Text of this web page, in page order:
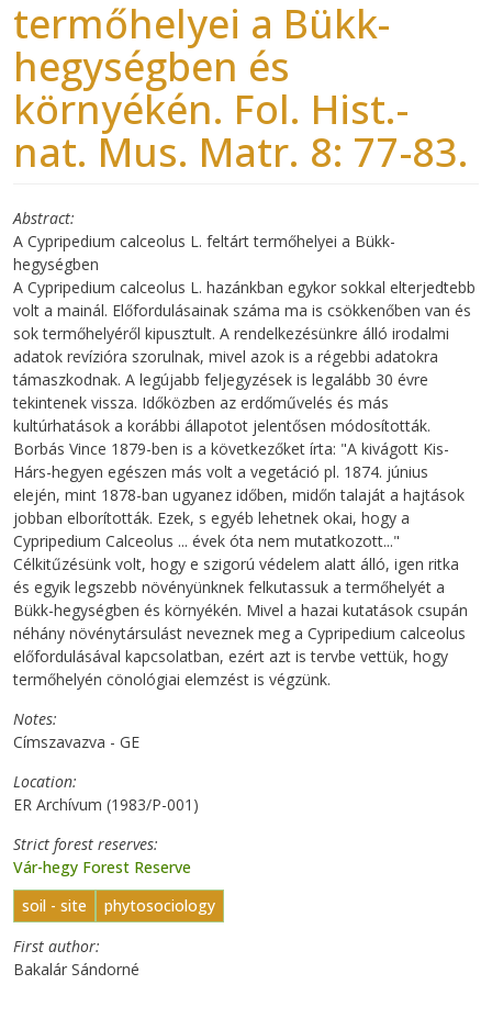
termőhelyei a Bükk-
hegységben és
környékén. Fol. Hist.-
nat. Mus. Matr. 8: 77-83.
Abstract
A Cypripedium calceolus L. feltárt termőhelyei a Bükk-
hegységben
A Cypripedium calceolus L. hazánkban egykor sokkal elterjedtebb
volt a mainál. Előfordulásainak száma ma is csökkenőben van és
sok termőhelyéről kipusztult. A rendelkezésünkre álló irodalmi
adatok revízióra szorulnak, mivel azok is a régebbi adatokra
támaszkodnak. A legújabb feljegyzések is legalább 30 évre
tekintenek vissza. Időközben az erdőművelés és más
kultúrhatások a korábbi állapotot jelentősen módosították.
Borbás Vince 1879-ben is a következőket írta: "A kivágott Kis-
Hárs-hegyen egészen más volt a vegetáció pl. 1874. június
elején, mint 1878-ban ugyanez időben, midőn talaját a hajtások
jobban elborították. Ezek, s egyéb lehetnek okai, hogy a
Cypripedium Calceolus ... évek óta nem mutatkozott..."
Célkitűzésünk volt, hogy e szigorú védelem alatt álló, igen ritka
és egyik legszebb növényünknek felkutassuk a termőhelyét a
Bükk-hegységben és környékén. Mivel a hazai kutatások csupán
néhány növénytársulást neveznek meg a Cypripedium calceolus
előfordulásával kapcsolatban, ezért azt is tervbe vettük, hogy
termőhelyén cönológiai elemzést is végzünk.
Notes
Címszavazva - GE
Location
ER Archívum (1983/P-001)
Strict forest reserves
Vár-hegy Forest Reserve
soil - site
phytosociology
First author
Bakalár Sándorné